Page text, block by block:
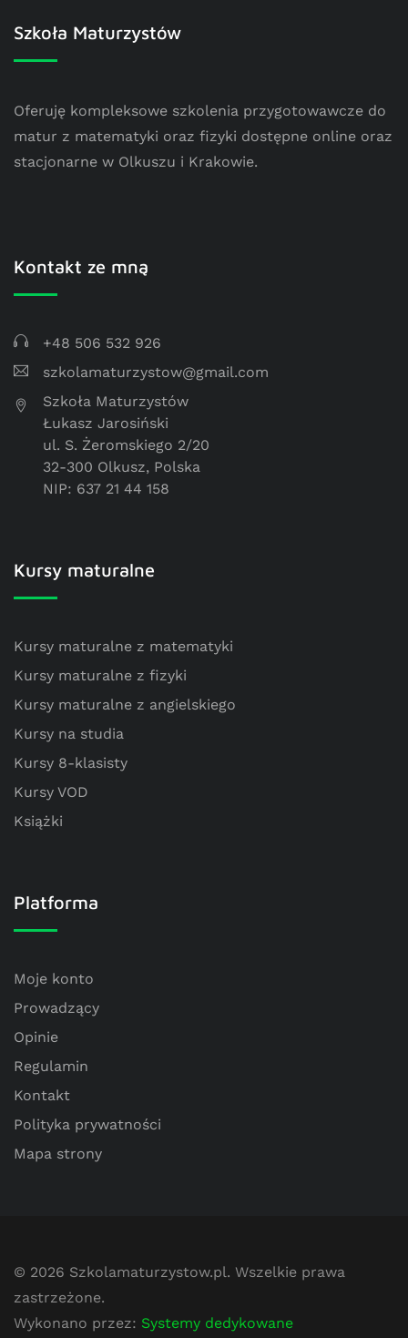
Szkoła Maturzystów
Oferuję kompleksowe szkolenia przygotowawcze do
matur z matematyki oraz fizyki dostępne online oraz
stacjonarne w Olkuszu i Krakowie.
Kontakt ze mną
+48 506 532 926
szkolamaturzystow@gmail.com
Szkoła Maturzystów
Łukasz Jarosiński
ul. S. Żeromskiego 2/20
32-300 Olkusz, Polska
NIP: 637 21 44 158
Kursy maturalne
Kursy maturalne z matematyki
Kursy maturalne z fizyki
Kursy maturalne z angielskiego
Kursy na studia
Kursy 8-klasisty
Kursy VOD
Książki
Platforma
Moje konto
Prowadzący
Opinie
Regulamin
Kontakt
Polityka prywatności
Mapa strony
© 2026 Szkolamaturzystow.pl. Wszelkie prawa
zastrzeżone.
Wykonano przez: Systemy dedykowane